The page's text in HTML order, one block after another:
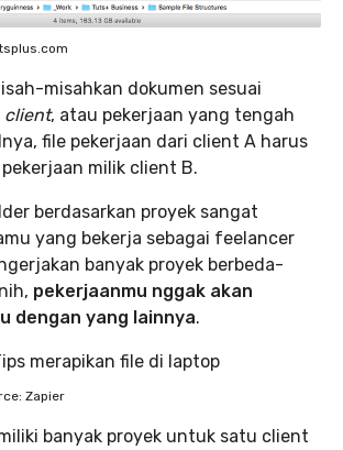
misahkan dokumen sesuai
client, atau pekerjaan yang tengah
file pekerjaan dari client A harus
milik client B.
berdasarkan proyek sangat
yang bekerja sebagai feelancer
banyak proyek berbeda-
pekerjaanmu nggak akan
dengan yang lainnya.
Zapier
banyak proyek untuk satu client